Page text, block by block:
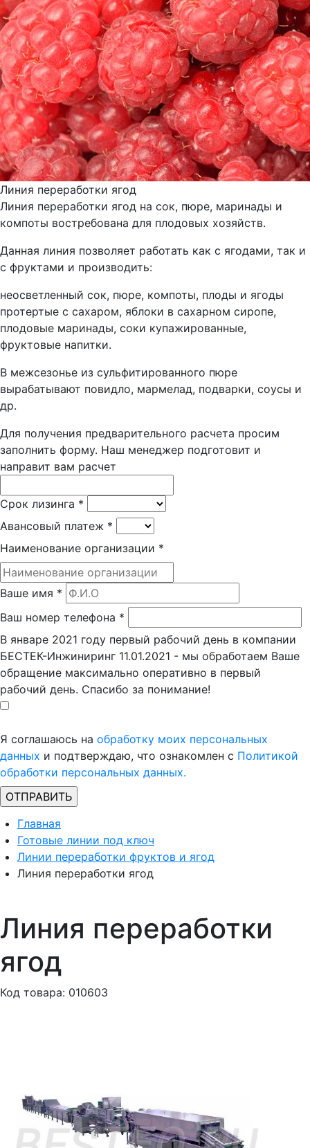
Линия переработки ягод
Линия переработки ягод на сок, пюре, маринады и
компоты востребована для плодовых хозяйств.
Данная линия позволяет работать как с ягодами, так и
с фруктами и производить:
неосветленный сок, пюре, компоты, плоды и ягоды
протертые с сахаром, яблоки в сахарном сиропе,
плодовые маринады, соки купажированные,
фруктовые напитки.
В межсезонье из сульфитированного пюре
вырабатывают повидло, мармелад, подварки, соусы и
др.
Для получения предварительного расчета просим
заполнить форму. Наш менеджер подготовит и
направит вам расчет
Срок лизинга *
Авансовый платеж *
Наименование организации *
Ваше имя *
Ваш номер телефона *
В январе 2021 году первый рабочий день в компании
БЕСТЕК-Инжиниринг 11.01.2021 - мы обработаем Ваше
обращение максимально оперативно в первый
рабочий день. Спасибо за понимание!
Я соглашаюсь на обработку моих персональных
данных и подтверждаю, что ознакомлен с Политикой
обработки персональных данных.
Главная
Готовые линии под ключ
Линии переработки фруктов и ягод
Линия переработки ягод
Линия переработки
ягод
Код товара: 010603